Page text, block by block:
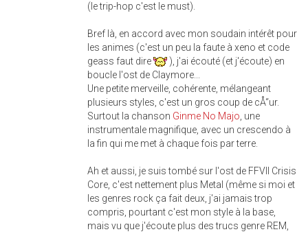
(le trip-hop c'est le must).
Bref là, en accord avec mon soudain intérêt pour
les animes (c'est un peu la faute à xeno et code
geass faut dire
), j'ai écouté (et j'écoute) en
boucle l'ost de Claymore...
Une petite merveille, cohérente, mélangeant
plusieurs styles, c'est un gros coup de cÅ“ur.
Surtout la chanson Ginme No Majo , une
instrumentale magnifique, avec un crescendo à
la fin qui me met à chaque fois par terre.
Ah et aussi, je suis tombé sur l'ost de FFVII Crisis
Core, c'est nettement plus Metal (même si moi et
les genres rock ça fait deux, j'ai jamais trop
compris, pourtant c'est mon style à la base,
mais vu que j'écoute plus des trucs genre REM,